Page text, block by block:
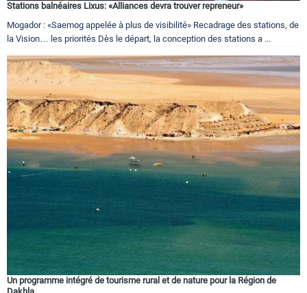
Stations balnéaires Lixus: «Alliances devra trouver repreneur»
Mogador : «Saemog appelée à plus de visibilité» Recadrage des stations, de
la Vision… les priorités Dès le départ, la conception des stations a ...
Un programme intégré de tourisme rural et de nature pour la Région de